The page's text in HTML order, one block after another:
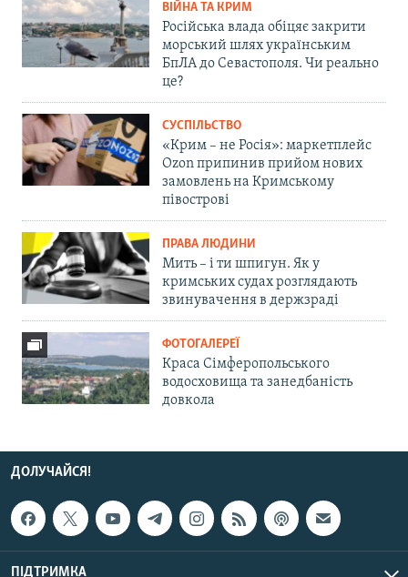
ВІЙНА ТА КРИМ
Російська влада обіцяє закрити
морський шлях українським
БпЛА до Севастополя. Чи реально
це?
СУСПІЛЬСТВО
«Крим – не Росія»: маркетплейс
Ozon припинив прийом нових
замовлень на Кримському
півострові
ПРАВА ЛЮДИНИ
Мить – і ти шпигун. Як у
кримських судах розглядають
звинувачення в держзраді
ФОТОГАЛЕРЕЇ
Краса Сімферопольського
водосховища та занедбаність
довкола
ДОЛУЧАЙСЯ!
ПІДТРИМКА